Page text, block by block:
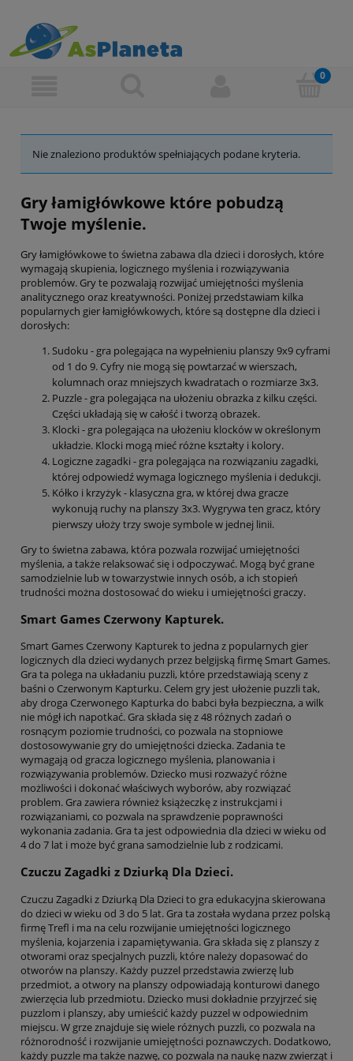
Nie znaleziono produktów spełniających podane kryteria.
Gry łamigłówkowe które pobudzą
Twoje myślenie.
Gry łamigłówkowe to świetna zabawa dla dzieci i dorosłych, które
wymagają skupienia, logicznego myślenia i rozwiązywania
problemów. Gry te pozwalają rozwijać umiejętności myślenia
analitycznego oraz kreatywności. Poniżej przedstawiam kilka
popularnych gier łamigłówkowych, które są dostępne dla dzieci i
dorosłych:
Sudoku - gra polegająca na wypełnieniu planszy 9x9 cyframi
od 1 do 9. Cyfry nie mogą się powtarzać w wierszach,
kolumnach oraz mniejszych kwadratach o rozmiarze 3x3.
Puzzle - gra polegająca na ułożeniu obrazka z kilku części.
Części układają się w całość i tworzą obrazek.
Klocki - gra polegająca na ułożeniu klocków w określonym
układzie. Klocki mogą mieć różne kształty i kolory.
Logiczne zagadki - gra polegająca na rozwiązaniu zagadki,
której odpowiedź wymaga logicznego myślenia i dedukcji.
Kółko i krzyżyk - klasyczna gra, w której dwa gracze
wykonują ruchy na planszy 3x3. Wygrywa ten gracz, który
pierwszy ułoży trzy swoje symbole w jednej linii.
Gry to świetna zabawa, która pozwala rozwijać umiejętności
myślenia, a także relaksować się i odpoczywać. Mogą być grane
samodzielnie lub w towarzystwie innych osób, a ich stopień
trudności można dostosować do wieku i umiejętności graczy.
Smart Games Czerwony Kapturek.
Smart Games Czerwony Kapturek to jedna z popularnych gier
logicznych dla dzieci wydanych przez belgijską firmę Smart Games.
Gra ta polega na układaniu puzzli, które przedstawiają sceny z
baśni o Czerwonym Kapturku. Celem gry jest ułożenie puzzli tak,
aby droga Czerwonego Kapturka do babci była bezpieczna, a wilk
nie mógł ich napotkać. Gra składa się z 48 różnych zadań o
rosnącym poziomie trudności, co pozwala na stopniowe
dostosowywanie gry do umiejętności dziecka. Zadania te
wymagają od gracza logicznego myślenia, planowania i
rozwiązywania problemów. Dziecko musi rozważyć różne
możliwości i dokonać właściwych wyborów, aby rozwiązać
problem. Gra zawiera również książeczkę z instrukcjami i
rozwiązaniami, co pozwala na sprawdzenie poprawności
wykonania zadania. Gra ta jest odpowiednia dla dzieci w wieku od
4 do 7 lat i może być grana samodzielnie lub z rodzicami.
Czuczu Zagadki z Dziurką Dla Dzieci.
Czuczu Zagadki z Dziurką Dla Dzieci to gra edukacyjna skierowana
do dzieci w wieku od 3 do 5 lat. Gra ta została wydana przez polską
firmę Trefl i ma na celu rozwijanie umiejętności logicznego
myślenia, kojarzenia i zapamiętywania. Gra składa się z planszy z
otworami oraz specjalnych puzzli, które należy dopasować do
otworów na planszy. Każdy puzzel przedstawia zwierzę lub
przedmiot, a otwory na planszy odpowiadają konturowi danego
zwierzęcia lub przedmiotu. Dziecko musi dokładnie przyjrzeć się
puzzlom i planszy, aby umieścić każdy puzzel w odpowiednim
miejscu. W grze znajduje się wiele różnych puzzli, co pozwala na
różnorodność i rozwijanie umiejętności poznawczych. Dodatkowo,
każdy puzzle ma także nazwę, co pozwala na naukę nazw zwierząt i